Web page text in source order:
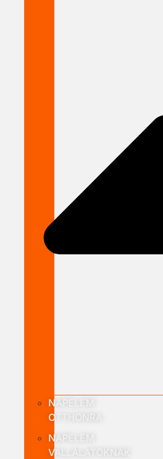
NAPELEM
OTTHONRA
NAPELEM
VÁLLALATOKNAK